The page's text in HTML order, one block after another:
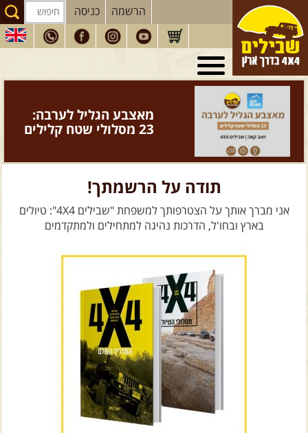
הרשמה כניסה
טיולי 4X4
בארץ
מסעות בעולם
טיוליםלרכב פנאי
הדרכותנהיגה
שלנו
חנותשבילים
הירשמו לניוזלטר שבילים
הבלוג של יואב קווה
פודקאסט ג'יפאות
צרו קשר עם שבילים
אודות יואב קווה והאתר שבילים
מאצבע הגליל לערבה:
23 מסלולי שטח קלילים
תודה על הרשמתך!
אני מברך אותך על הצטרפותך למשפחת "שבילים 4X4": טיולים
בארץ ובחו'ל, הדרכות נהיגה למתחילים ולמתקדמים